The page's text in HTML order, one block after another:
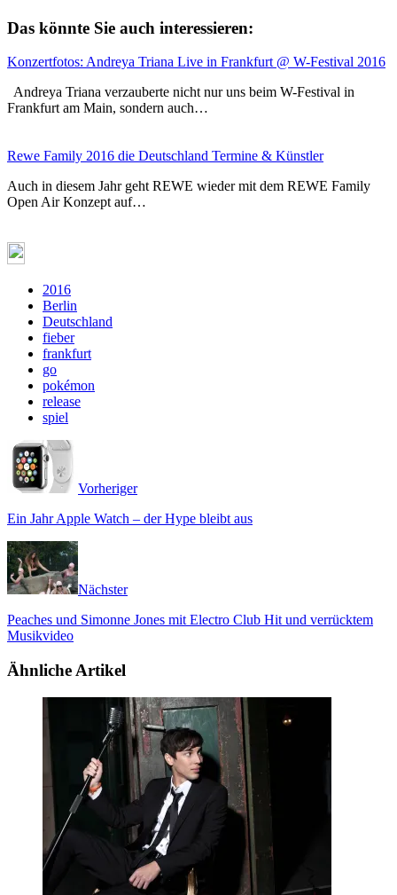
Das könnte Sie auch interessieren:
Konzertfotos: Andreya Triana Live in Frankfurt @ W-Festival 2016
Andreya Triana verzauberte nicht nur uns beim W-Festival in
Frankfurt am Main, sondern auch…
Rewe Family 2016 die Deutschland Termine & Künstler
Auch in diesem Jahr geht REWE wieder mit dem REWE Family
Open Air Konzept auf…
2016
Berlin
Deutschland
fieber
frankfurt
go
pokémon
release
spiel
Vorheriger
Ein Jahr Apple Watch – der Hype bleibt aus
Nächster
Peaches und Simonne Jones mit Electro Club Hit und verrücktem
Musikvideo
Ähnliche Artikel